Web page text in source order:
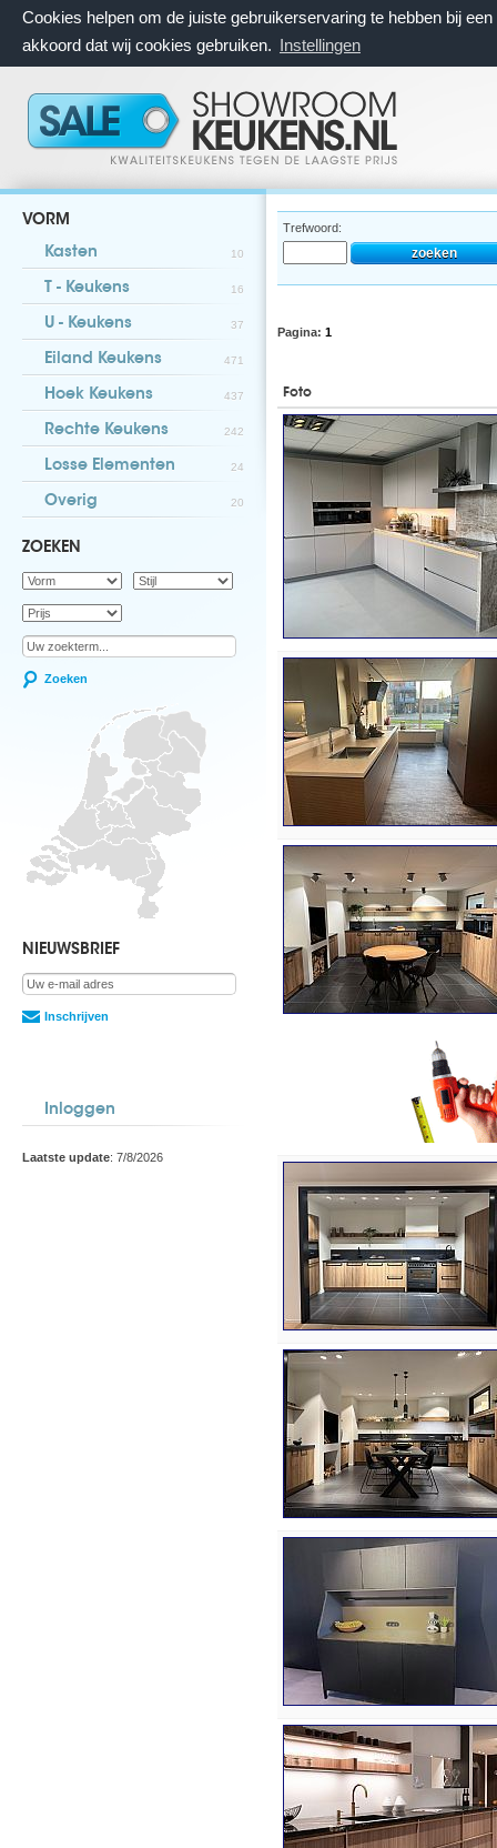
Cookies helpen om de juiste gebruikerservaring te hebben bij
akkoord dat wij cookies gebruiken. Instellingen
VORM
Kasten 10
T - Keukens 16
U - Keukens 37
Eiland Keukens 471
Hoek Keukens 437
Rechte Keukens 242
Losse Elementen 24
Overig 20
ZOEKEN
Zoeken
NIEUWSBRIEF
Inschrijven
Inloggen
Laatste update: 7/8/2026
Trefwoord:
Pagina: 1
Foto